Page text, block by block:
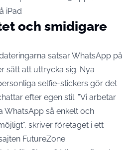
iPad
och smidigare
satsar WhatsApp på
sätt att uttrycka sig. Nya
selfie-stickers gör det
efter egen stil. ”Vi arbetar
WhatsApp så enkelt och
skriver företaget i ett
FutureZone.